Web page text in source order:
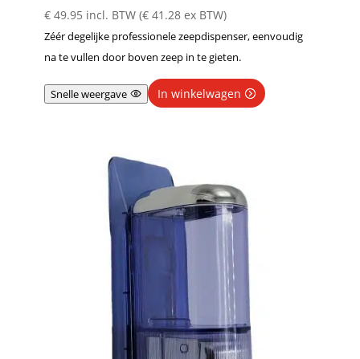
€49.95 incl. BTW (€41.28ex BTW)
Zéér degelijke professionele zeepdispenser, eenvoudig
na te vullen door boven zeep in te gieten.
Snelle weergave In winkelwagen